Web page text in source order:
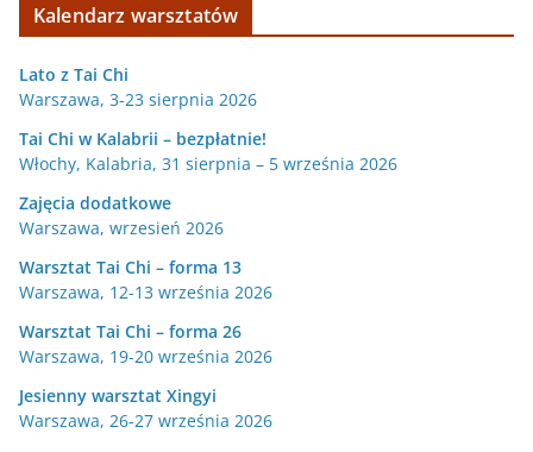
Kalendarz warsztatów
Lato z Tai Chi
Warszawa, 3-23 sierpnia 2026
Tai Chi w Kalabrii – bezpłatnie!
Włochy, Kalabria, 31 sierpnia – 5 września 2026
Zajęcia dodatkowe
Warszawa, wrzesień 2026
Warsztat Tai Chi – forma 13
Warszawa, 12-13 września 2026
Warsztat Tai Chi – forma 26
Warszawa, 19-20 września 2026
Jesienny warsztat Xingyi
Warszawa, 26-27 września 2026